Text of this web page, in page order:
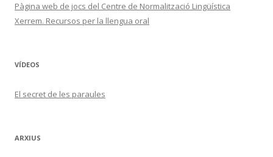
Pàgina web de jocs del Centre de Normalització Lingüística
Xerrem. Recursos per la llengua oral
VÍDEOS
El secret de les paraules
ARXIUS